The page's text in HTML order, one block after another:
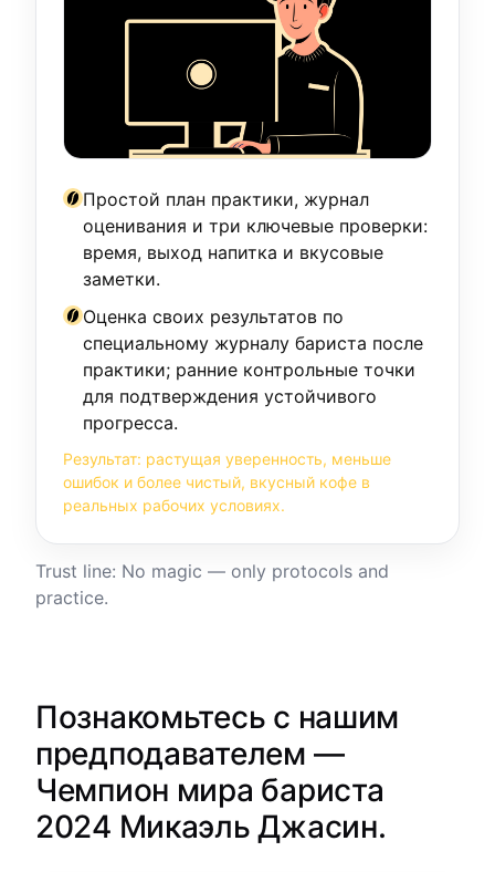
Простой план практики, журнал
оценивания и три ключевые проверки:
время, выход напитка и вкусовые
заметки.
Оценка своих результатов по
специальному журналу бариста после
практики; ранние контрольные точки
для подтверждения устойчивого
прогресса.
Результат: растущая уверенность, меньше
ошибок и более чистый, вкусный кофе в
реальных рабочих условиях.
Trust line: No magic — only protocols and
practice.
Познакомьтесь с нашим
предподавателем —
Чемпион мира бариста
2024 Микаэль Джасин.